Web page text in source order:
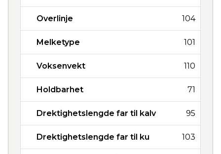
Overlinje 104
Melketype 101
Voksenvekt 110
Holdbarhet 71
Drektighetslengde far til kalv 95
Drektighetslengde far til ku 103